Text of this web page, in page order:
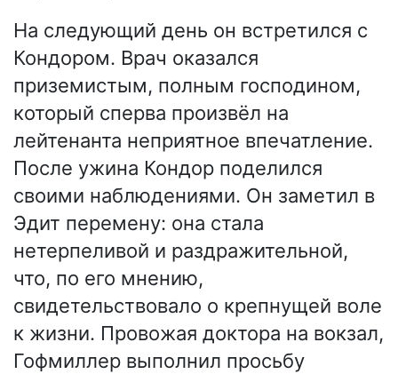
На следующий день он встретился с
Кондором. Врач оказался
приземистым, полным господином,
который сперва произвёл на
лейтенанта неприятное впечатление.
После ужина Кондор поделился
своими наблюдениями. Он заметил в
Эдит перемену: она стала
нетерпеливой и раздражительной,
что, по его мнению,
свидетельствовало о крепнущей воле
к жизни. Провожая доктора на вокзал,
Гофмиллер выполнил просьбу